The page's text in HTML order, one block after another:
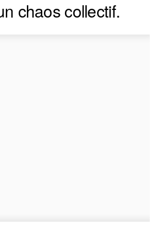
chaos collectif.